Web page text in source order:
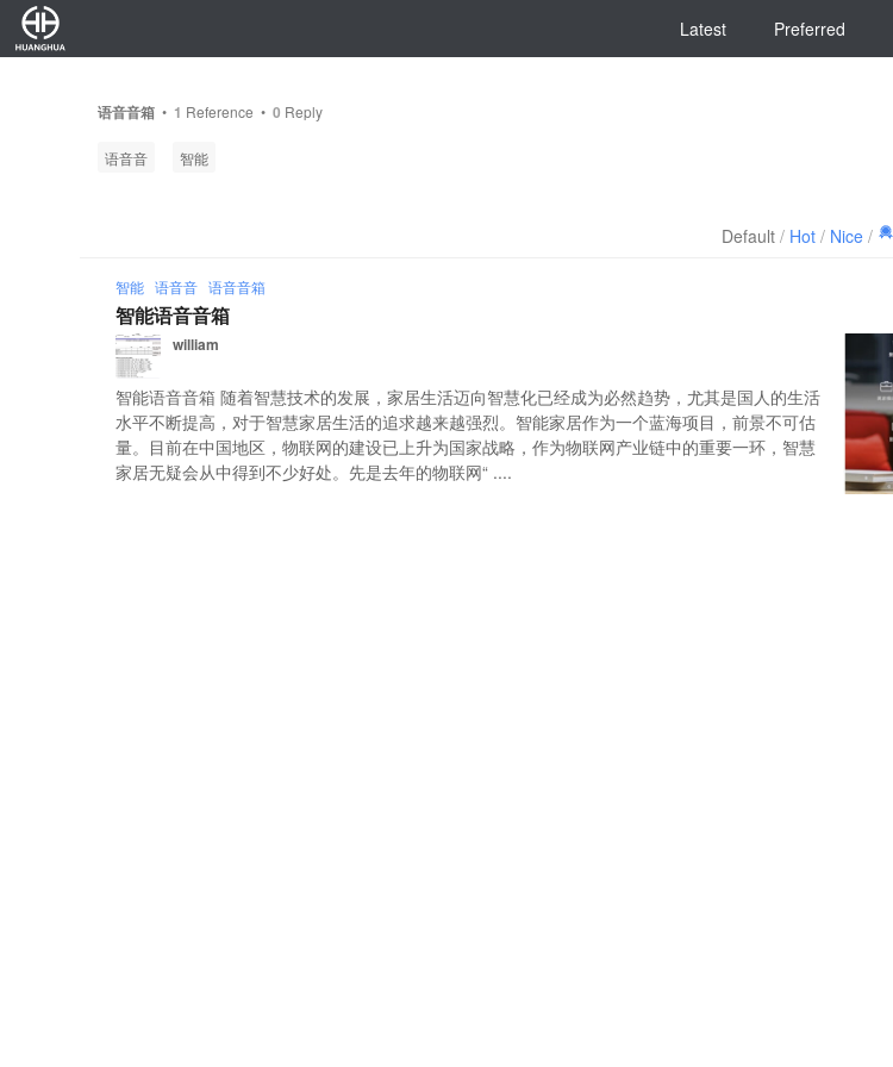
Latest Preferred
语音音箱 • 1 Reference •0 Reply
语音音 智能
Default / Hot / Nice /
智能 语音音 语音音箱
智能语音音箱
william
智能语音音箱 随着智慧技术的发展，家居生活迈向智慧化已经成为必然趋势，尤其是国人的生活
水平不断提高，对于智慧家居生活的追求越来越强烈。智能家居作为一个蓝海项目，前景不可估
量。目前在中国地区，物联网的建设已上升为国家战略，作为物联网产业链中的重要一环，智慧
家居无疑会从中得到不少好处。先是去年的物联网“ ....